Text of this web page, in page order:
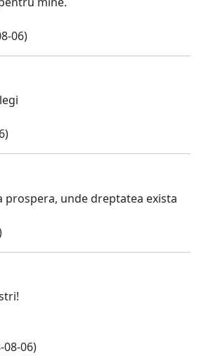
06)
prospera, unde dreptatea exista
06)